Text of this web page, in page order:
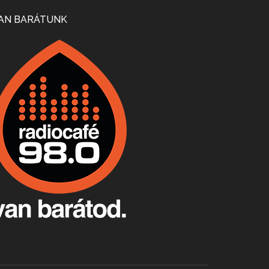
Apr 24, 2026 • 00:38:10
Villány, kékfrankos, Jackfall
Apr 17, 2026 • 00:35:38
Apr 9, 2026 • 00:37:17
BARÁTUNK